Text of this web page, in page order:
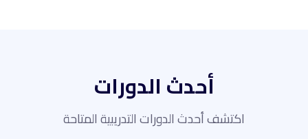
أحدث الدورات
اكتشف أحدث الدورات التدريبية المتاحة